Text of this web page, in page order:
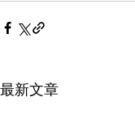
最新文章